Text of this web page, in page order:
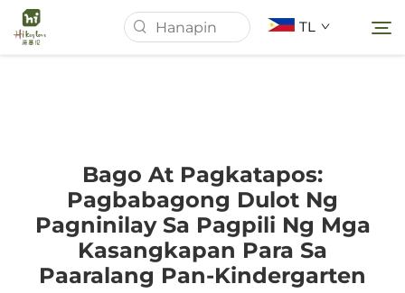
TL
Tungkol Sa Amin
Mga Produkto
Mga Balita
Bago At Pagkatapos:
Pagbabagong Dulot Ng
Pagninilay Sa Pagpili Ng Mga
Kasangkapan Para Sa
Paaralang Pan-Kindergarten